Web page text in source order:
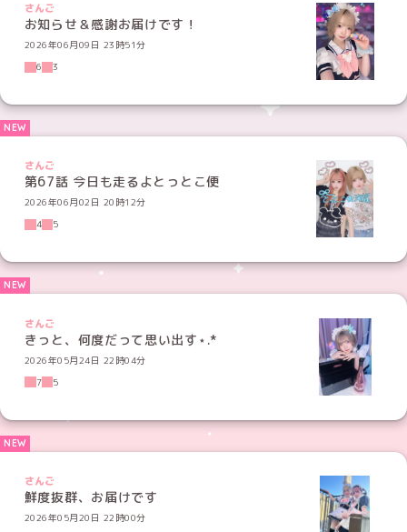
さんご
お知らせ＆感謝お届けです！
2026年06月09日 23時51分
6
3
さんご
第67話 今日も走るよとっとこ便
2026年06月02日 20時12分
4
5
さんご
きっと、何度だって思い出す⋆.*
2026年05月24日 22時04分
7
5
さんご
鮮度抜群、お届けです
2026年05月20日 22時00分